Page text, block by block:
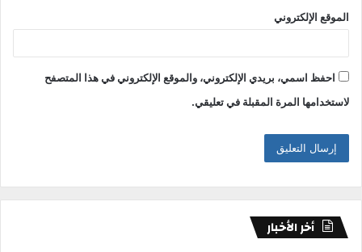
الموقع الإلكتروني
احفظ اسمي، بريدي الإلكتروني، والموقع الإلكتروني في هذا المتصفح
لاستخدامها المرة المقبلة في تعليقي.
أخر الأخبار